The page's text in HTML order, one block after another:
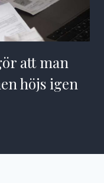
att man
höjs igen